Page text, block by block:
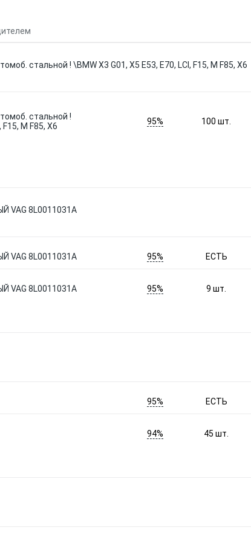
стальной ! \BMW X3 G01, X5 E53, E70, LCI, F15, M F85, X6
стальной !
F15, M F85, X6
95% 100шт.
8L0011031A
8L0011031A 95% ЕСТЬ
8L0011031A 95% 9шт.
95% ЕСТЬ
94% 45шт.